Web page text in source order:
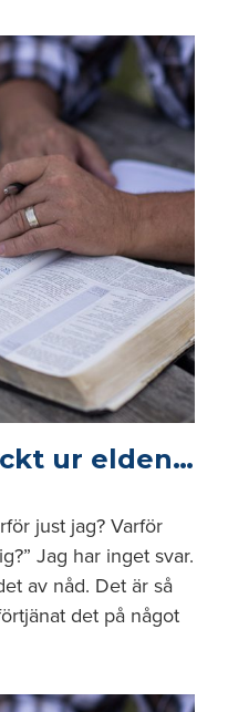
ur elden…
just jag? Varför
Jag har inget svar.
av nåd. Det är så
det på något